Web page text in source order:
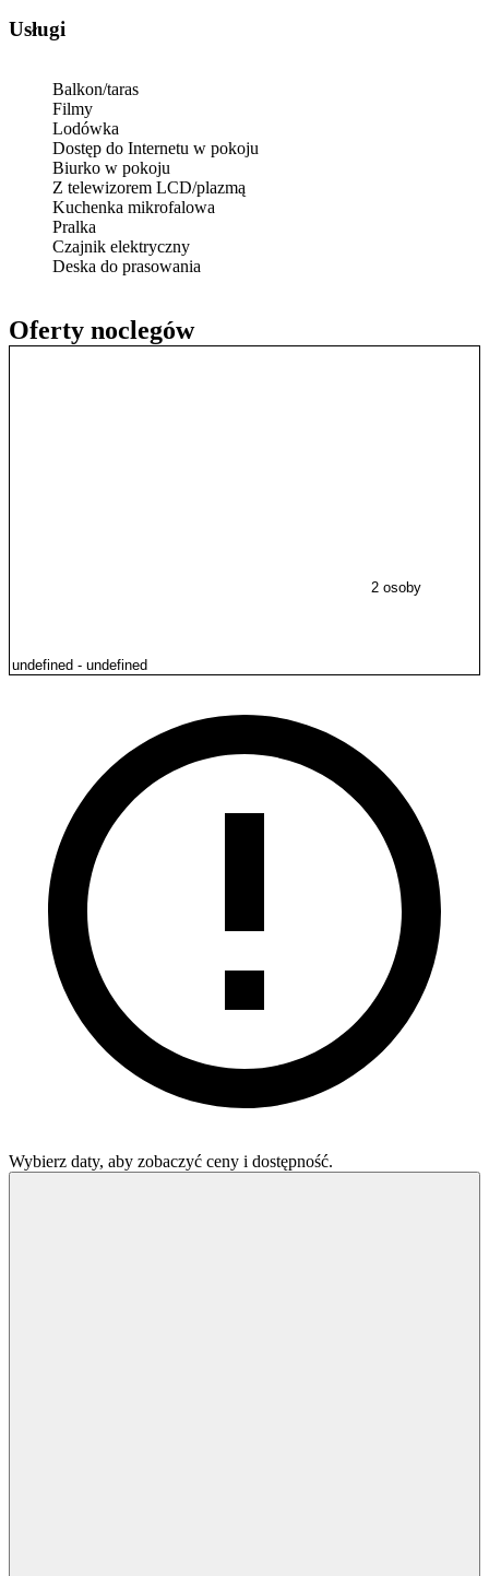
Oferty noclegów
2 osoby
Wybierz daty, aby zobaczyć ceny i dostępność.
Usługi
Balkon/taras
Filmy
Lodówka
Dostęp do Internetu w pokoju
Biurko w pokoju
Z telewizorem LCD/plazmą
Kuchenka mikrofalowa
Pralka
Czajnik elektryczny
Deska do prasowania